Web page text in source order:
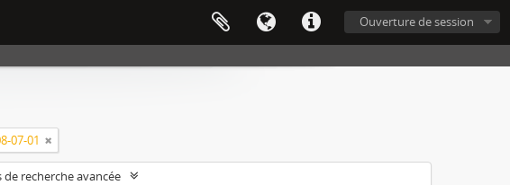
Ouverture de session
07-01
recherche avancée